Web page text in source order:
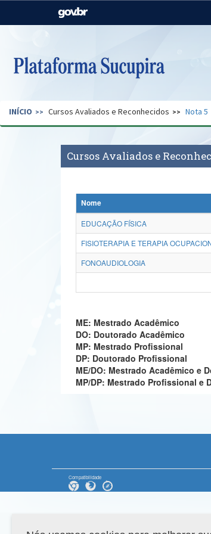
Casa Civil
Pecuária e Abastecimento
Secretaria de Governo Gabinete
INÍCIO Cursos Avaliados e Reconhecidos Nota 5
Cursos Avaliados e
Nome
EDUCAÇÃO FÍSICA
FISIOTERAPIA E TERAPIA
FONOAUDIOLOGIA
ME: Mestrado Acadêmico
DO: Doutorado Acadêmico
MP: Mestrado Profissional
DP: Doutorado Profissional
ME/DO: Mestrado Acadêmico e
MP/DP: Mestrado Profissional e
Compatibilidade